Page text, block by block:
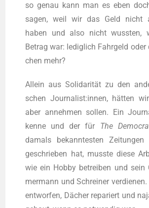
so genau kann man es eben
sagen, weil wir das Geld nicht
haben und also nicht wuss­ten,
Betrag war: ledig­lich Fahr­geld
chen mehr?
Allein aus Soli­da­ri­tät zu den
schen Journalist:innen, hät­ten
aber anneh­men sol­len. Ein
ken­ne und der für The
damals bekann­tes­ten
geschrie­ben hat, muss­te die­se
wie ein Hob­by betrei­ben und
mer­mann und Schrei­ner
ent­wor­fen, Dächer repa­riert und